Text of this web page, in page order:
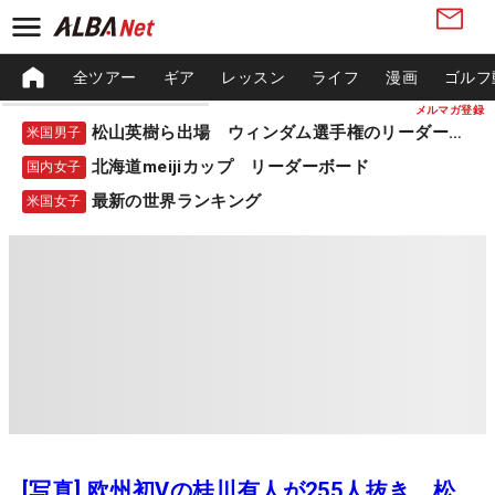
メルマガ登録
全ツアー ギア レッスン ライフ 漫画 ゴル
米国男子 松山英樹ら出場 ウィンダム選手権のリーダーボード
国内女子 北海道meijiカップ リーダーボード
米国女子 最新の世界ランキング